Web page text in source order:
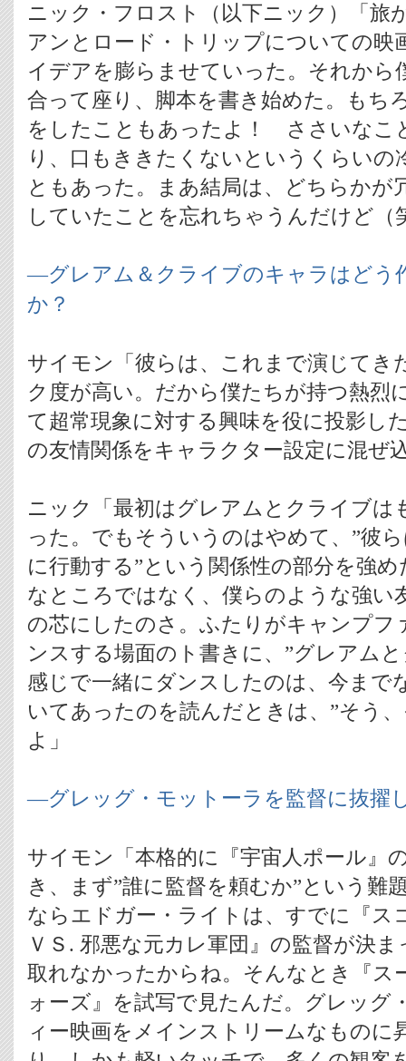
ニック・フロスト（以下ニック）「旅
アンとロード・トリップについての映
イデアを膨らませていった。それから
合って座り、脚本を書き始めた。もち
をしたこともあったよ！ ささいなこ
り、口もききたくないというくらいの
ともあった。まあ結局は、どちらかが
していたことを忘れちゃうんだけど（
―グレアム＆クライブのキャラはどう
か？
サイモン「彼らは、これまで演じてき
ク度が高い。だから僕たちが持つ熱烈
て超常現象に対する興味を役に投影し
の友情関係をキャラクター設定に混ぜ
ニック「最初はグレアムとクライブは
った。でもそういうのはやめて、”彼
に行動する”という関係性の部分を強
なところではなく、僕らのような強い
の芯にしたのさ。ふたりがキャンプフ
ンスする場面のト書きに、”グレアム
感じで一緒にダンスしたのは、今まで
いてあったのを読んだときは、”そう
よ」
―グレッグ・モットーラを監督に抜擢
サイモン「本格的に『宇宙人ポール』
き、まず”誰に監督を頼むか”という難
ならエドガー・ライトは、すでに『ス
ＶＳ. 邪悪な元カレ軍団』の監督が決
取れなかったからね。そんなとき『
ォーズ』を試写で見たんだ。グレッグ
ィー映画をメインストリームなものに